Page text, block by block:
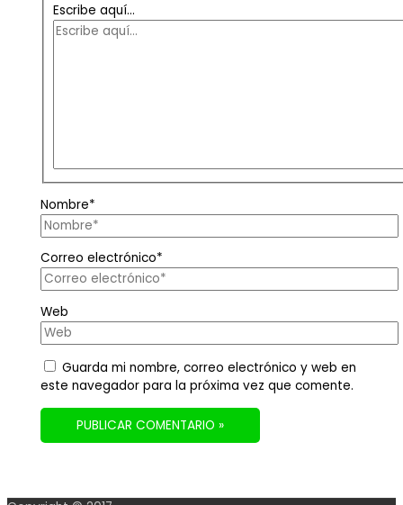
Escribe aquí...
Nombre*
Correo electrónico*
Web
Guarda mi nombre, correo electrónico y web en
este navegador para la próxima vez que comente.